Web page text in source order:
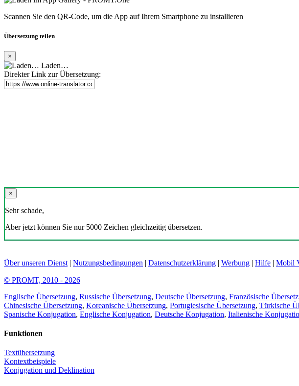
Scannen Sie den QR-Code, um die App auf Ihrem Smartphone zu installieren
Übersetzung teilen
×
Laden…
Direkter Link zur Übersetzung:
×
Sehr schade,
Aber jetzt können Sie nur 5000 Zeichen gleichzeitig übersetzen.
Über unseren Dienst | Nutzungsbedingungen | Datenschutzerklärung | Werbung | Hilfe | Mobil
© PROMT, 2010 - 2026
Englische Übersetzung, Russische Übersetzung, Deutsche Übersetzung, Französische
Chinesische Übersetzung, Koreanische Übersetzung, Portugiesische Übersetzung, Türkische
Spanische Konjugation, Englische Konjugation, Deutsche Konjugation, Italienische
Funktionen
Textübersetzung
Kontextbeispiele
Konjugation und Deklination